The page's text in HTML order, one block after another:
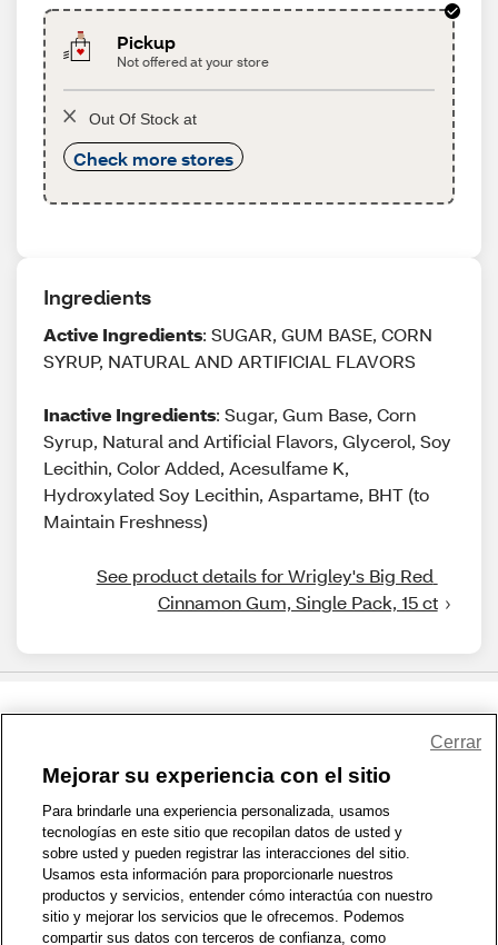
Pickup
Not offered at your store
Out Of Stock at
Check more stores
Ingredients
Active Ingredients: SUGAR, GUM BASE, CORN
SYRUP, NATURAL AND ARTIFICIAL FLAVORS
Inactive Ingredients: Sugar, Gum Base, Corn
Syrup, Natural and Artificial Flavors, Glycerol, Soy
Lecithin, Color Added, Acesulfame K,
Hydroxylated Soy Lecithin, Aspartame, BHT (to
Maintain Freshness)
See product details for Wrigley's Big Red
Cinnamon Gum, Single Pack, 15 ct
1-800-679-9691 | Contáctenos | Términos de Uso | Accesibilidad
Política de Privacidad | WA Privacy Policy | Mapa del sitio
Zona de Bienestar | © 1999 - 2026 CVS.com
Mejorar su experiencia con el sitio
Para brindarle una experiencia personalizada, usamos
tecnologías en este sitio que recopilan datos de usted y
sobre usted y pueden registrar las interacciones del sitio.
Usamos esta información para proporcionarle nuestros
productos y servicios, entender cómo interactúa con nuestro
sitio y mejorar los servicios que le ofrecemos. Podemos
compartir sus datos con terceros de confianza, como
Cerrar